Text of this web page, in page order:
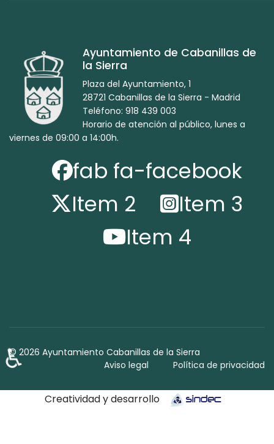
Ayuntamiento de Cabanillas de
la Sierra
Plaza del Ayuntamiento, 1
28721 Cabanillas de la Sierra - Madrid
Teléfono: 918 439 003
Horario de atención al público, lunes a
viernes de 09:00 a 14:00h.
fab fa-facebook
Item 2
Item 3
Item 4
© 2026 Ayuntamiento Cabanillas de la Sierra
Aviso legal
Política de privacidad
Creatividad y desarrollo